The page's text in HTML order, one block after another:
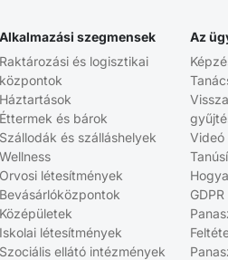
Alkalmazási szegmensek
Raktározási és logisztikai
központok
Háztartások
Éttermek és bárok
Szállodák és szálláshelyek
Wellness
Orvosi létesítmények
Bevásárlóközpontok
Középületek
Iskolai létesítmények
Szociális ellátó intézmények
Az
GDPR